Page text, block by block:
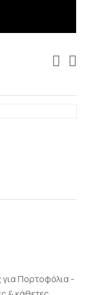
για Πορτοφόλια -